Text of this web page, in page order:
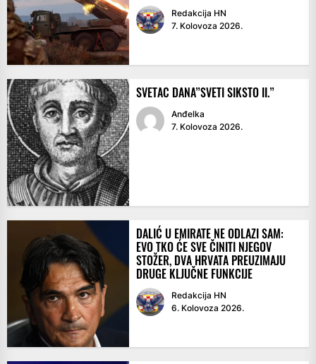
Redakcija HN
7. Kolovoza 2026.
SVETAC DANA”SVETI SIKSTO II.”
Anđelka
7. Kolovoza 2026.
DALIĆ U EMIRATE NE ODLAZI SAM:
EVO TKO ĆE SVE ČINITI NJEGOV
STOŽER, DVA HRVATA PREUZIMAJU
DRUGE KLJUČNE FUNKCIJE
Redakcija HN
6. Kolovoza 2026.